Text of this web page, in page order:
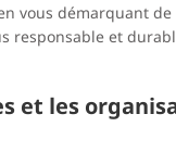
vous démarquant
responsable et
et les